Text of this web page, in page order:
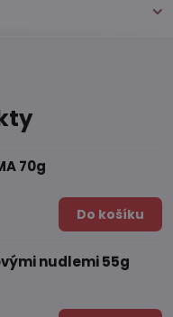
70g
Do košíku
nudlemi 55g